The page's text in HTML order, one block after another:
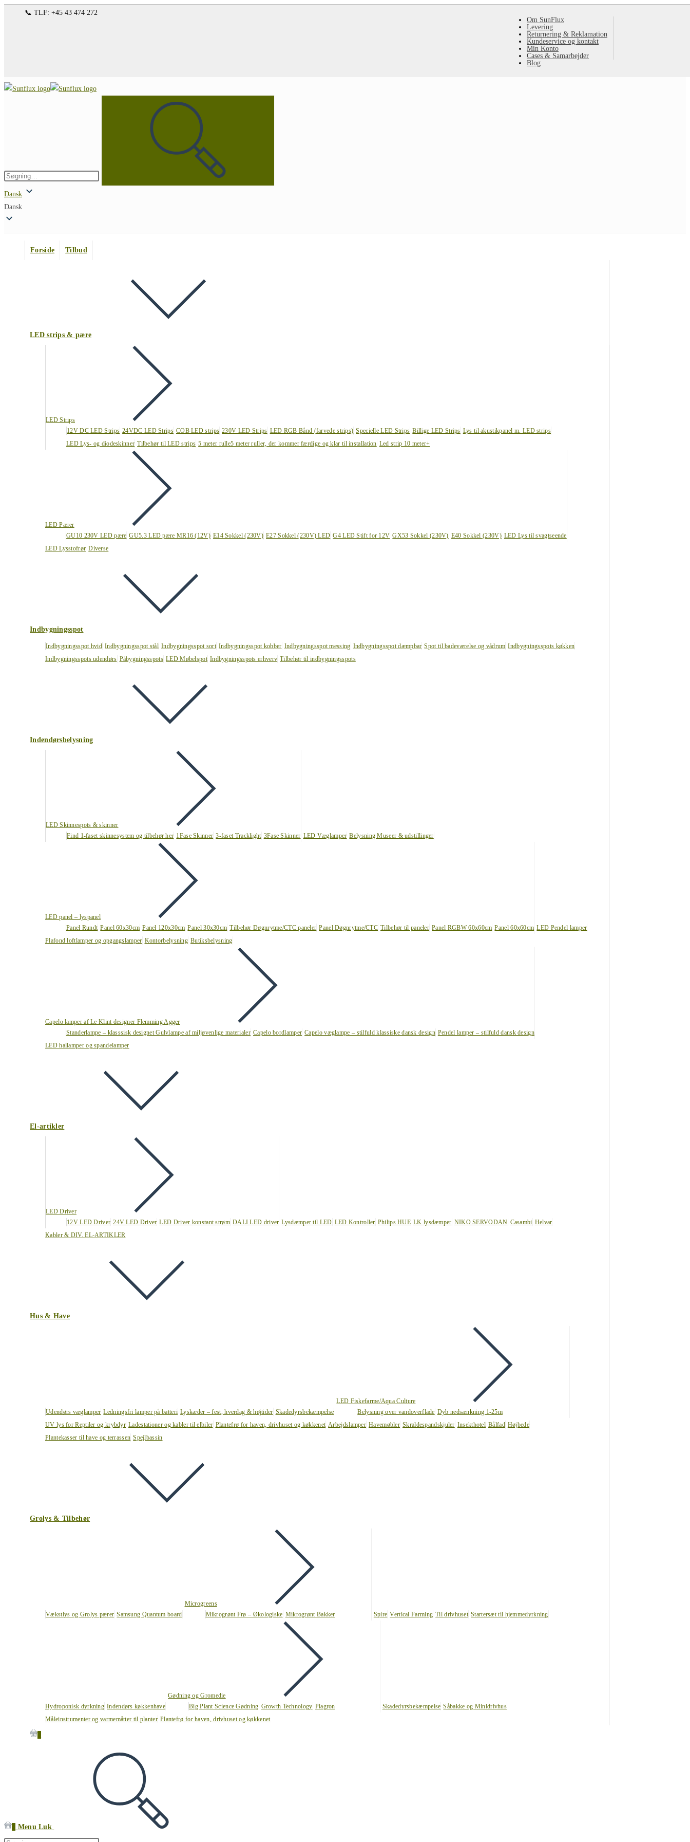
Om SunFlux
Levering
Returnering & Reklamation
Kundeservice og kontakt
Min Konto
Cases & Samarbejder
Blog
📞 TLF: +45 43 474 272
Dansk
Dansk
Forside Tilbud
LED strips & pære
LED Strips
12V DC LED Strips 24VDC LED Strips COB LED strips 230V LED Strips LED RGB Bånd (farvede strips) Specielle LED Strips Billige LED Strips Lys til akustikpanel m. LED strips
LED Lys- og diodeskinner Tilbehør til LED strips 5 meter rulle5 meter ruller, der kommer færdige og klar til installation Led strip 10 meter+
LED Pærer
GU10 230V LED pære GU5.3 LED pære MR16 (12V) E14 Sokkel (230V) E27 Sokkel (230V) LED G4 LED Stift for 12V GX53 Sokkel (230V) E40 Sokkel (230V) LED Lys til svagtseende
LED Lysstofrør Diverse
Indbygningsspot
Indbygningsspot hvid Indbygningsspot stål Indbygningsspot sort Indbygningsspot kobber Indbygningsspot messing Indbygningsspot dæmpbar Spot til badeværelse og vådrum Indbygningsspots køkken
Indbygningsspots udendørs Påbygningsspots LED Møbelspot Indbygningsspots erhverv Tilbehør til indbygningsspots
Indendørsbelysning
LED Skinnespots & skinner
Find 1-faset skinnesystem og tilbehør her 1Fase Skinner 3-faset Tracklight 3Fase Skinner LED Væglamper Belysning Museer & udstillinger
LED panel – lyspanel
Panel Rundt Panel 60x30cm Panel 120x30cm Panel 30x30cm Tilbehør Døgnrytme/CTC paneler Panel Døgnrytme/CTC Tilbehør til paneler Panel RGBW 60x60cm Panel 60x60cm LED Pendel lamper
Plafond loftlamper og opgangslamper Kontorbelysning Butiksbelysning
Capelo lamper af Le Klint designer Flemming Agger
Standerlampe – klasssisk designet Gulvlampe af miljøvenlige materialer Capelo bordlamper Capelo væglampe – stilfuld klassiske dansk design Pendel lamper – stilfuld dansk design
LED hallamper og spandelamper
El-artikler
LED Driver
12V LED Driver 24V LED Driver LED Driver konstant strøm DALI LED driver Lysdæmper til LED LED Kontroller Philips HUE LK lysdæmper NIKO SERVODAN Casambi Helvar
Kabler & DIV. EL-ARTIKLER
Hus & Have
Udendørs væglamper Ledningsfri lamper på batteri Lyskæder – fest, hverdag & højtider Skadedyrsbekæmpelse
LED Fiskefarme/Aqua Culture
Belysning over vandoverflade Dyb nedsænkning 1-25m
UV lys for Reptiler og krybdyr Ladestationer og kabler til elbiler Plantefrø for haven, drivhuset og køkkenet Arbejdslamper Havemøbler Skraldespandskjuler Insekthotel Bålfad Højbede
Plantekasser til have og terrassen Spejlbassin
Grolys & Tilbehør
Vækstlys og Grolys pærer Samsung Quantum board
Microgreens
Mikrogrønt Frø – Økologiske Mikrogrønt Bakker Spire Vertical Farming Til drivhuset Startersæt til hjemmedyrkning
Hydroponisk dyrkning Indendørs køkkenhave
Gødning og Gromedie
Big Plant Science Gødning Growth Technology Plagron Skadedyrsbekæmpelse Såbakke og Minidrivhus
Måleinstrumenter og varmemåtter til planter Plantefrø for haven, drivhuset og køkkenet
Menu Luk